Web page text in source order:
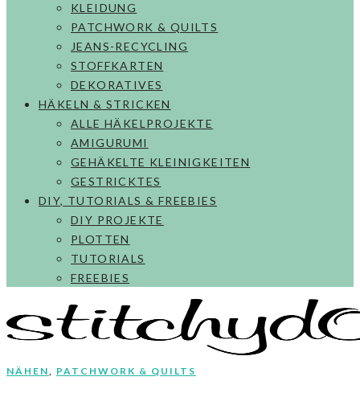
KLEIDUNG
PATCHWORK & QUILTS
JEANS-RECYCLING
STOFFKARTEN
DEKORATIVES
HÄKELN & STRICKEN
ALLE HÄKELPROJEKTE
AMIGURUMI
GEHÄKELTE KLEINIGKEITEN
GESTRICKTES
DIY, TUTORIALS & FREEBIES
DIY PROJEKTE
PLOTTEN
TUTORIALS
FREEBIES
NÄHEN, PATCHWORK & QUILTS